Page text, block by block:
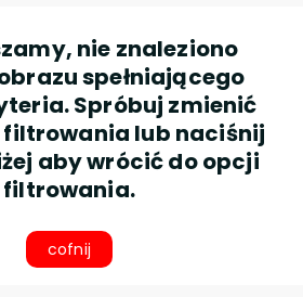
nie znaleziono
spełniającego
Spróbuj zmienić
lub naciśnij
aby wrócić do opcji
filtrowania.
cofnij